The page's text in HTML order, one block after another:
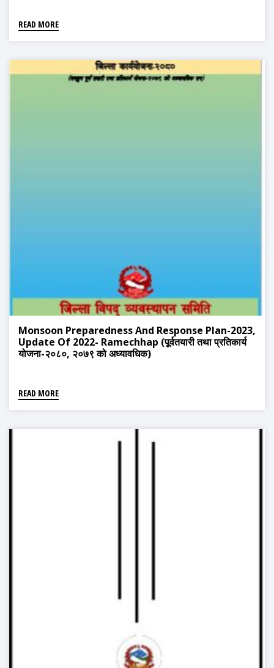
READ MORE
Monsoon Preparedness And Response Plan-2023,
Update Of 2022- Ramechhap (पूर्वतयारी तथा प्रतिकार्य
योजना-२०८०, २०७९ को अध्यावधिक)
READ MORE